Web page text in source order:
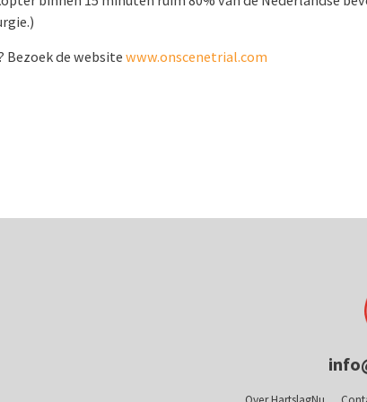
Bezoek de websitewww.onscenetrial.com